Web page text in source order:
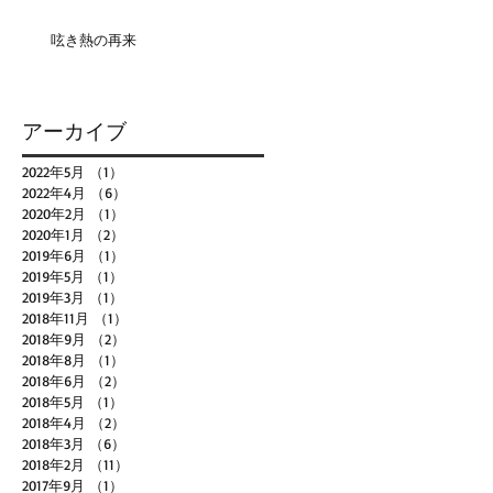
呟き熱の再来
アーカイブ
2022年5月 （1）
2022年4月
（6）
2020年2月
（1）
2020年1月
（2）
2019年6月
（1）
2019年5月
（1）
2019年3月
（1）
2018年11月
（1）
2018年9月
（2）
2018年8月
（1）
2018年6月
（2）
2018年5月
（1）
2018年4月
（2）
2018年3月
（6）
2018年2月
（11）
2017年9月
（1）